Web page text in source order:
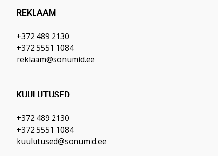
REKLAAM
+372 489 2130
+372 5551 1084
reklaam@sonumid.ee
KUULUTUSED
+372 489 2130
+372 5551 1084
kuulutused@sonumid.ee